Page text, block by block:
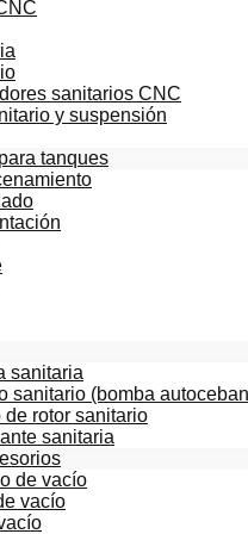
sanitarios CNC
y suspensión
tanques
sanitaria
sanitario (bomba
rotor sanitario
sanitaria
de vacío
vacío